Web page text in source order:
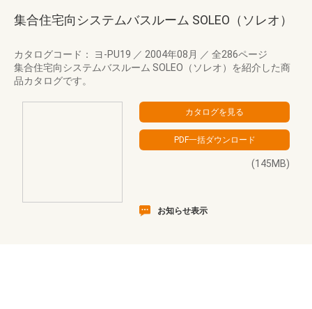
集合住宅向システムバスルーム SOLEO（ソレオ）
カタログコード： ヨ-PU19 ／ 2004年08月 ／ 全286ページ
集合住宅向システムバスルーム SOLEO（ソレオ）を紹介した商
品カタログです。
(145MB)
お知らせ表示